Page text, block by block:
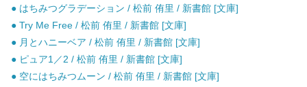
● はちみつグラデーション / 松前 侑里 / 新書館 [文庫]
● Try Me Free / 松前 侑里 / 新書館 [文庫]
● 月とハニーベア / 松前 侑里 / 新書館 [文庫]
● ピュア1／2 / 松前 侑里 / 新書館 [文庫]
● 空にはちみつムーン / 松前 侑里 / 新書館 [文庫]